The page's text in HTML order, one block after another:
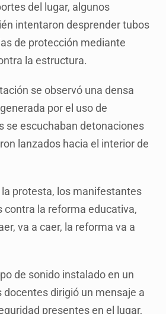
del lugar, algunos
intentaron desprender tubos
de protección mediante
la estructura.
se observó una densa
por el uso de
se escuchaban detonaciones
lanzados hacia el interior de
la protesta, los manifestantes
contra la reforma educativa,
va a caer, la reforma va a
de sonido instalado en un
docentes dirigió un mensaje a
presentes en el lugar,